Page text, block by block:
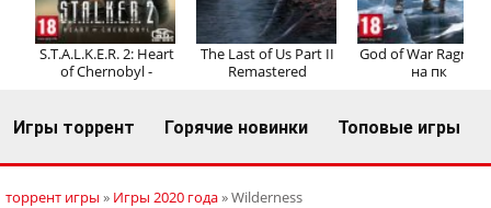
S.T.A.L.K.E.R. 2: Heart
of Chernobyl -
The Last of Us Part II
Remastered
God of War
на пк
Игры торрент Горячие новинки Топовые игры
торрент игры » Игры 2020 года» Wilderness